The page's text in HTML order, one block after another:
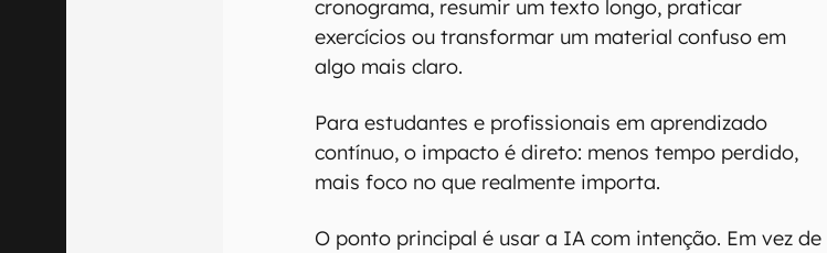
cronograma, resumir um texto longo, praticar
exercícios ou transformar um material confuso em
algo mais claro.
Para estudantes e profissionais em aprendizado
contínuo, o impacto é direto: menos tempo perdido,
mais foco no que realmente importa.
O ponto principal é usar a IA com intenção. Em vez de